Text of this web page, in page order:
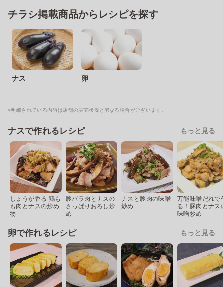
チラシ掲載商品からレシピを探す
ナス 卵
※明細されている内容は店舗の実売状況と異なる場合がございます。
ナスで作れるレシピ もっと見る
しょうが香る 鶏も
も肉とナスの炒め
物
豚バラ肉とナスの
さっぱりおろし炒
め
ナスと豚肉の味噌
炒め
万能味噌だれで
る！豚肉とナス
味噌炒め
卵で作れるレシピ もっと見る